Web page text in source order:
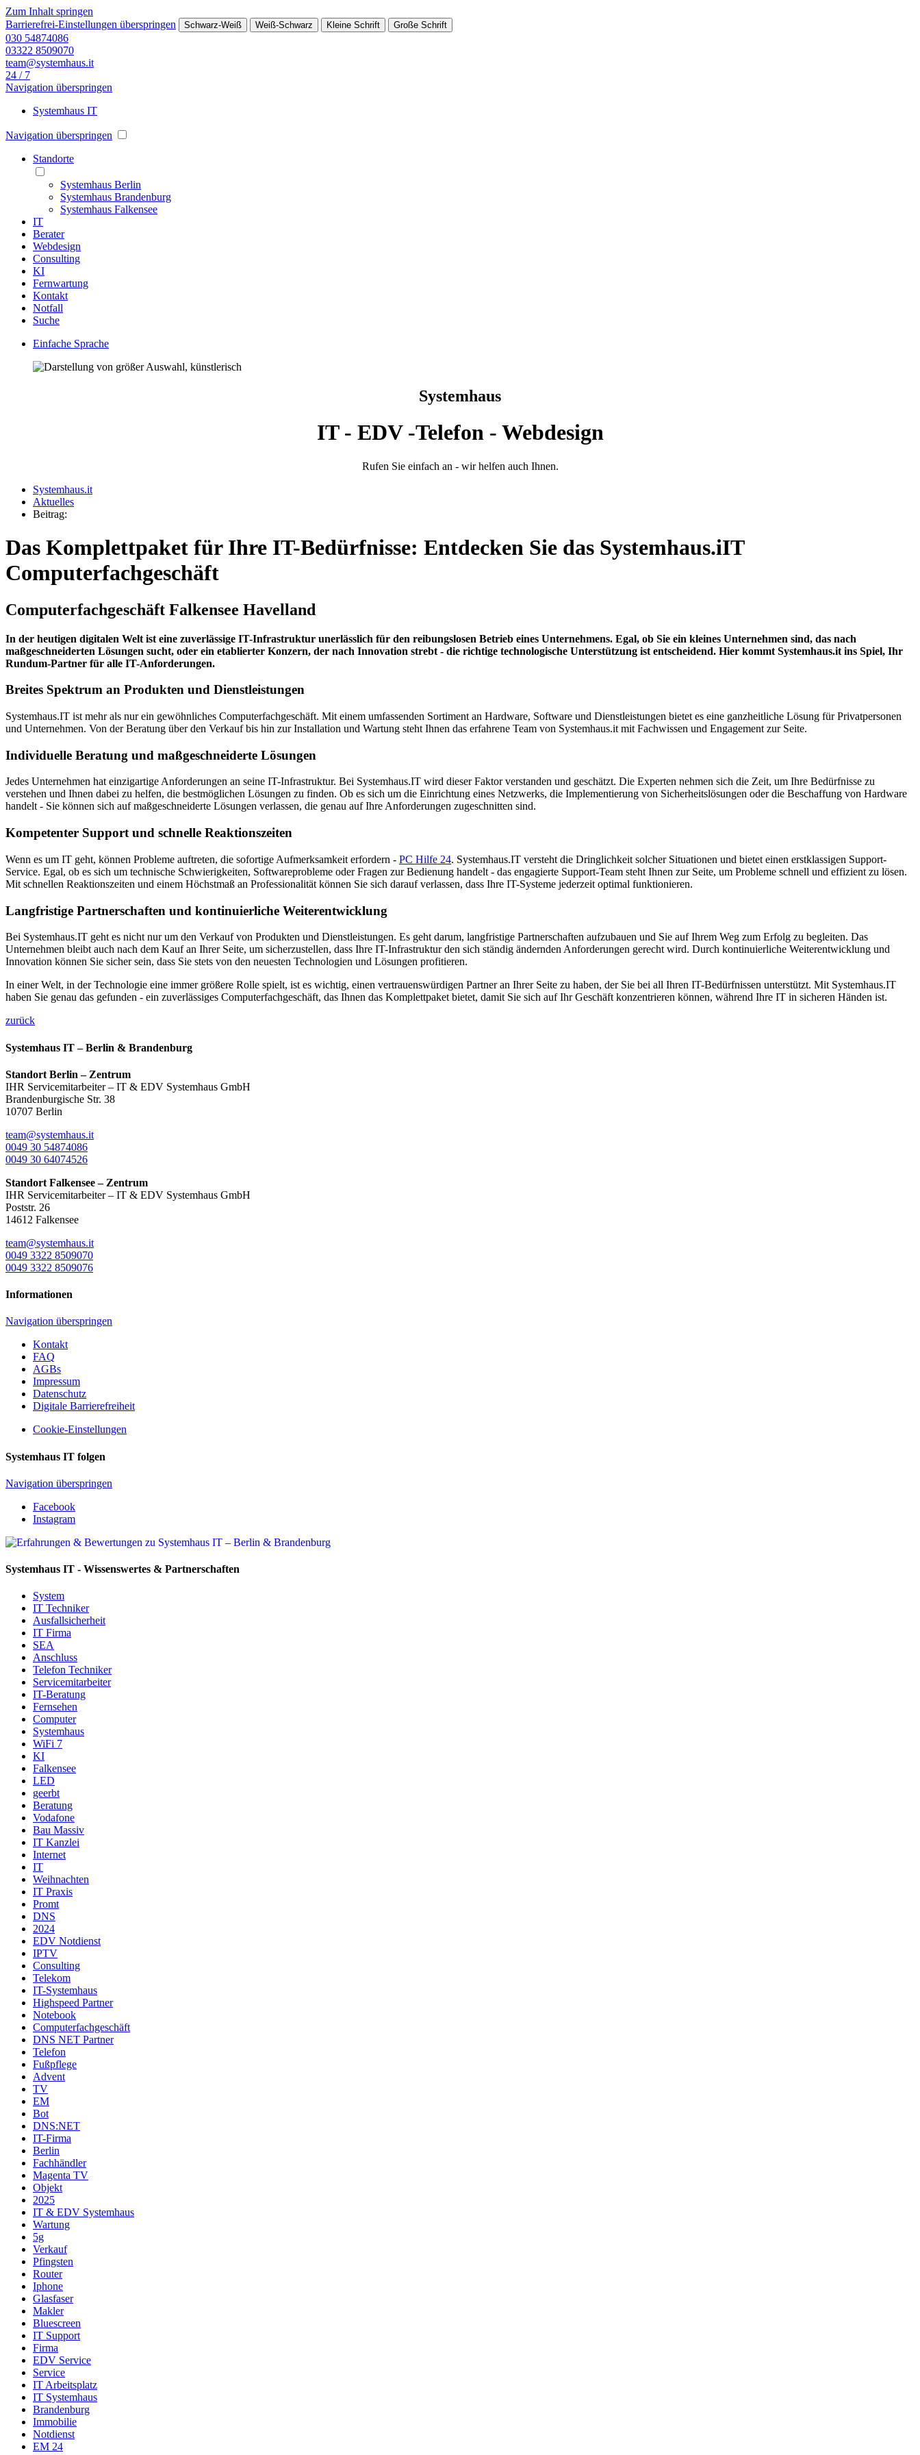
Zum Inhalt springen
Barrierefrei-Einstellungen überspringen
Schwarz-Weiß Weiß-Schwarz Kleine Schrift Große Schrift
030 54874086
03322 8509070
team@systemhaus.it
24 / 7
Navigation überspringen
Systemhaus IT
Navigation überspringen
Standorte
Systemhaus Berlin
Systemhaus Brandenburg
Systemhaus Falkensee
IT
Berater
Webdesign
Consulting
KI
Fernwartung
Kontakt
Notfall
Suche
Einfache Sprache
Systemhaus
IT - EDV -Telefon - Webdesign
Rufen Sie einfach an - wir helfen auch Ihnen.
Systemhaus.it
Aktuelles
Beitrag:
Das Komplettpaket für Ihre IT-Bedürfnisse: Entdecken Sie das Systemhaus.iIT
Computerfachgeschäft
Computerfachgeschäft Falkensee Havelland
In der heutigen digitalen Welt ist eine zuverlässige IT-Infrastruktur unerlässlich für den reibungslosen Betrieb eines Unternehmens. Egal, ob Sie ein kleines Unternehmen sind, das nach
maßgeschneiderten Lösungen sucht, oder ein etablierter Konzern, der nach Innovation strebt - die richtige technologische Unterstützung ist entscheidend. Hier kommt Systemhaus.it ins Spiel, Ihr
Rundum-Partner für alle IT-Anforderungen.
Breites Spektrum an Produkten und Dienstleistungen
Systemhaus.IT ist mehr als nur ein gewöhnliches Computerfachgeschäft. Mit einem umfassenden Sortiment an Hardware, Software und Dienstleistungen bietet es eine ganzheitliche Lösung für Privatpersonen
und Unternehmen. Von der Beratung über den Verkauf bis hin zur Installation und Wartung steht Ihnen das erfahrene Team von Systemhaus.it mit Fachwissen und Engagement zur Seite.
Individuelle Beratung und maßgeschneiderte Lösungen
Jedes Unternehmen hat einzigartige Anforderungen an seine IT-Infrastruktur. Bei Systemhaus.IT wird dieser Faktor verstanden und geschätzt. Die Experten nehmen sich die Zeit, um Ihre Bedürfnisse zu
verstehen und Ihnen dabei zu helfen, die bestmöglichen Lösungen zu finden. Ob es sich um die Einrichtung eines Netzwerks, die Implementierung von Sicherheitslösungen oder die Beschaffung von Hardware
handelt - Sie können sich auf maßgeschneiderte Lösungen verlassen, die genau auf Ihre Anforderungen zugeschnitten sind.
Kompetenter Support und schnelle Reaktionszeiten
Wenn es um IT geht, können Probleme auftreten, die sofortige Aufmerksamkeit erfordern - PC Hilfe 24. Systemhaus.IT versteht die Dringlichkeit solcher Situationen und bietet einen erstklassigen Support-
Service. Egal, ob es sich um technische Schwierigkeiten, Softwareprobleme oder Fragen zur Bedienung handelt - das engagierte Support-Team steht Ihnen zur Seite, um Probleme schnell und effizient zu lösen.
Mit schnellen Reaktionszeiten und einem Höchstmaß an Professionalität können Sie sich darauf verlassen, dass Ihre IT-Systeme jederzeit optimal funktionieren.
Langfristige Partnerschaften und kontinuierliche Weiterentwicklung
Bei Systemhaus.IT geht es nicht nur um den Verkauf von Produkten und Dienstleistungen. Es geht darum, langfristige Partnerschaften aufzubauen und Sie auf Ihrem Weg zum Erfolg zu begleiten. Das
Unternehmen bleibt auch nach dem Kauf an Ihrer Seite, um sicherzustellen, dass Ihre IT-Infrastruktur den sich ständig ändernden Anforderungen gerecht wird. Durch kontinuierliche Weiterentwicklung und
Innovation können Sie sicher sein, dass Sie stets von den neuesten Technologien und Lösungen profitieren.
In einer Welt, in der Technologie eine immer größere Rolle spielt, ist es wichtig, einen vertrauenswürdigen Partner an Ihrer Seite zu haben, der Sie bei all Ihren IT-Bedürfnissen unterstützt. Mit Systemhaus.IT
haben Sie genau das gefunden - ein zuverlässiges Computerfachgeschäft, das Ihnen das Komplettpaket bietet, damit Sie sich auf Ihr Geschäft konzentrieren können, während Ihre IT in sicheren Händen ist.
zurück
Systemhaus IT – Berlin & Brandenburg
Standort Berlin – Zentrum
IHR Servicemitarbeiter – IT & EDV Systemhaus GmbH
Brandenburgische Str. 38
10707 Berlin
team@systemhaus.it
0049 30 54874086
0049 30 64074526
Standort Falkensee – Zentrum
IHR Servicemitarbeiter – IT & EDV Systemhaus GmbH
Poststr. 26
14612 Falkensee
team@systemhaus.it
0049 3322 8509070
0049 3322 8509076
Informationen
Navigation überspringen
Kontakt
FAQ
AGBs
Impressum
Datenschutz
Digitale Barrierefreiheit
Cookie-Einstellungen
Systemhaus IT folgen
Navigation überspringen
Facebook
Instagram
Systemhaus IT - Wissenswertes & Partnerschaften
System
IT Techniker
Ausfallsicherheit
IT Firma
SEA
Anschluss
Telefon Techniker
Servicemitarbeiter
IT-Beratung
Fernsehen
Computer
Systemhaus
WiFi 7
KI
Falkensee
LED
geerbt
Beratung
Vodafone
Bau Massiv
IT Kanzlei
Internet
IT
Weihnachten
IT Praxis
Promt
DNS
2024
EDV Notdienst
IPTV
Consulting
Telekom
IT-Systemhaus
Highspeed Partner
Notebook
Computerfachgeschäft
DNS NET Partner
Telefon
Fußpflege
Advent
TV
EM
Bot
DNS:NET
IT-Firma
Berlin
Fachhändler
Magenta TV
Objekt
2025
IT & EDV Systemhaus
Wartung
5g
Verkauf
Pfingsten
Router
Iphone
Glasfaser
Makler
Bluescreen
IT Support
Firma
EDV Service
Service
IT Arbeitsplatz
IT Systemhaus
Brandenburg
Immobilie
Notdienst
EM 24